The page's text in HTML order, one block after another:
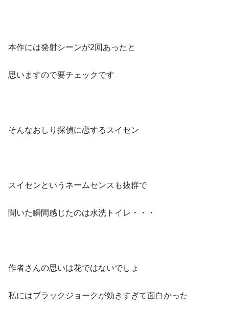
本作には発射シーンが2回あったと
思いますので要チェックです
そんなおしり探偵に恋するスイセン
スイセンというネームセンスも抜群で
聞いた瞬間感じたのは水洗トイレ・・・
作者さんの思いは花ではないでしょ
私にはブラックジョークが効きすぎて面白かった